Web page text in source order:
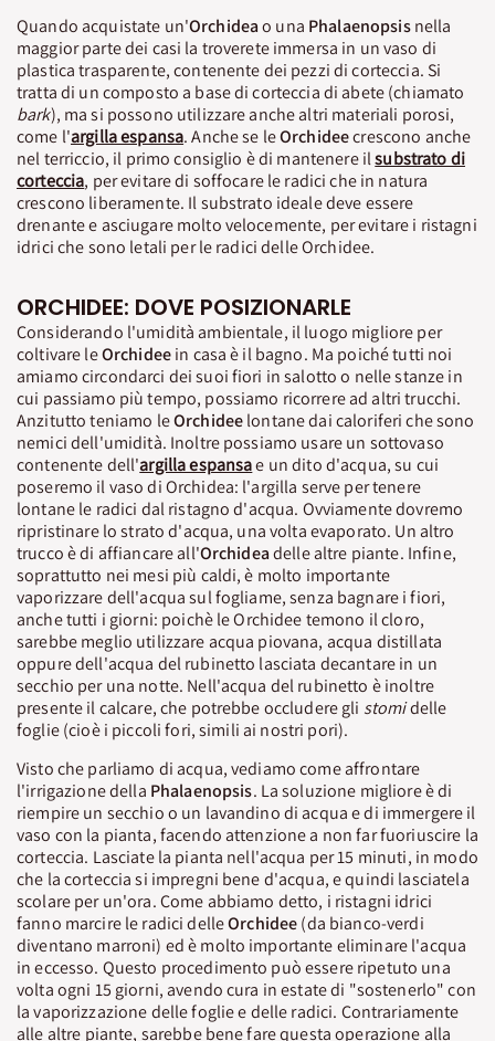
Quando acquistate un'Orchideao una Phalaenopsisnella
maggior parte dei casi la troverete immersa in un vaso di
plastica trasparente, contenente dei pezzi di corteccia. Si
tratta di un composto a base di corteccia di abete (chiamato
bark), ma si possono utilizzare anche altri materiali porosi,
come l'argilla espansa. Anche se leOrchideecrescono anche
nel terriccio, il primo consiglio è di mantenere ilsubstrato di
corteccia, per evitare di soffocare le radici che in natura
crescono liberamente. Il substrato ideale deve essere
drenante e asciugare molto velocemente, per evitare i ristagni
idrici che sono letali per le radici delle Orchidee.
ORCHIDEE: DOVE POSIZIONARLE
Considerando l'umidità ambientale, il luogo migliore per
coltivare leOrchideein casa è il bagno. Ma poiché tutti noi
amiamo circondarci dei suoi fiori in salotto o nelle stanze in
cui passiamo più tempo, possiamo ricorrere ad altri trucchi.
Anzitutto teniamo leOrchideelontane dai caloriferi che sono
nemici dell'umidità. Inoltre possiamo usare un sottovaso
contenente dell'argilla espansae un dito d'acqua, su cui
poseremo il vaso di Orchidea: l'argilla serve per tenere
lontane le radici dal ristagno d'acqua. Ovviamente dovremo
ripristinare lo strato d'acqua, una volta evaporato. Un altro
trucco è di affiancare all'Orchideadelle altre piante. Infine,
soprattutto nei mesi più caldi, è molto importante
vaporizzare dell'acqua sul fogliame, senza bagnare i fiori,
anche tutti i giorni: poichè le Orchidee temono il cloro,
sarebbe meglio utilizzare acqua piovana, acqua distillata
oppure dell'acqua del rubinetto lasciata decantare in un
secchio per una notte. Nell'acqua del rubinetto è inoltre
presente il calcare, che potrebbe occludere gli stomidelle
foglie (cioè i piccoli fori, simili ai nostri pori).
Visto che parliamo di acqua, vediamo come affrontare
l'irrigazione della Phalaenopsis. La soluzione migliore è di
riempire un secchio o un lavandino di acqua e di immergere il
vaso con la pianta, facendo attenzione a non far fuoriuscire la
corteccia. Lasciate la pianta nell'acqua per 15 minuti, in modo
che la corteccia si impregni bene d'acqua, e quindi lasciatela
scolare per un'ora. Come abbiamo detto, i ristagni idrici
fanno marcire le radici delleOrchidee(da bianco-verdi
diventano marroni) ed è molto importante eliminare l'acqua
in eccesso. Questo procedimento può essere ripetuto una
volta ogni 15 giorni, avendo cura in estate di "sostenerlo" con
la vaporizzazione delle foglie e delle radici. Contrariamente
alle altre piante, sarebbe bene fare questa operazione alla